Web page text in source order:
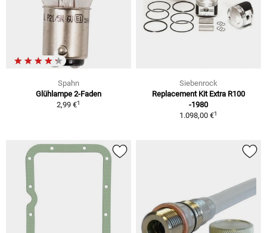
Spahn
Glühlampe 2-Faden
2,99 €1
Siebenrock
Replacement Kit Extra R100
-1980
1.098,00 €1